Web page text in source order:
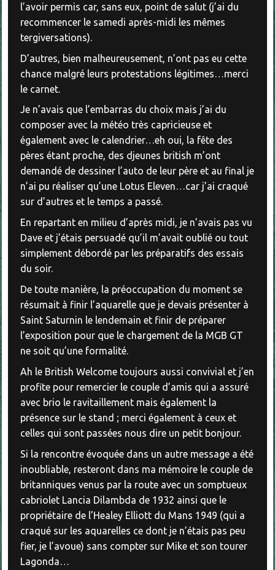
l’avoir permis car, sans eux, point de salut (j’ai du
recommencer le samedi après-midi les mêmes
tergiversations).
D’autres, bien malheureusement, n’ont pas eu cette
chance malgré leurs protestations légitimes…merci
le carnet.
Je n’avais que l’embarras du choix mais j’ai du
composer avec la météo très capricieuse et
également avec le calendrier…eh oui, la fête des
pères étant proche, des djeunes british m’ont
demandé de dessiner l’auto de leur père et au final je
n’ai pu réaliser qu’une Lotus Eleven…car j’ai craqué
sur d’autres et le temps a passé.
En repartant en milieu d’après midi, je n’avais pas vu
Dave et j’étais persuadé qu’il m’avait oublié ou tout
simplement débordé par les préparatifs des essais
du soir.
De toute manière, la préoccupation du moment se
résumait à finir l’aquarelle que je devais présenter à
Saint Saturnin le lendemain et finir de préparer
l’exposition pour que le chargement de la MGB GT
ne soit qu’une formalité.
Ah le British Welcome toujours aussi convivial et j’en
profite pour remercier le couple d’amis qui a assuré
avec brio le ravitaillement mais également la
présence sur le stand ; merci également à ceux et
celles qui sont passées nous dire un petit bonjour.
Si la rencontre évoquée dans un autre message a été
inoubliable, resteront dans ma mémoire le couple de
britanniques venus par la route avec un somptueux
cabriolet Lancia Dilambda de 1932 ainsi que le
propriétaire de l’Healey Elliott du Mans 1949 (qui a
craqué sur les aquarelles ce dont je n’étais pas peu
fier, je l’avoue) sans compter sur Mike et son tourer
Lagonda…